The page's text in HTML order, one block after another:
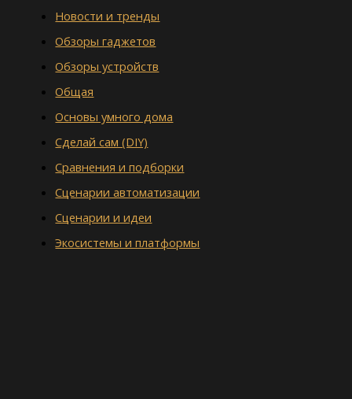
Новости и тренды
Обзоры гаджетов
Обзоры устройств
Общая
Основы умного дома
Сделай сам (DIY)
Сравнения и подборки
Сценарии автоматизации
Сценарии и идеи
Экосистемы и платформы